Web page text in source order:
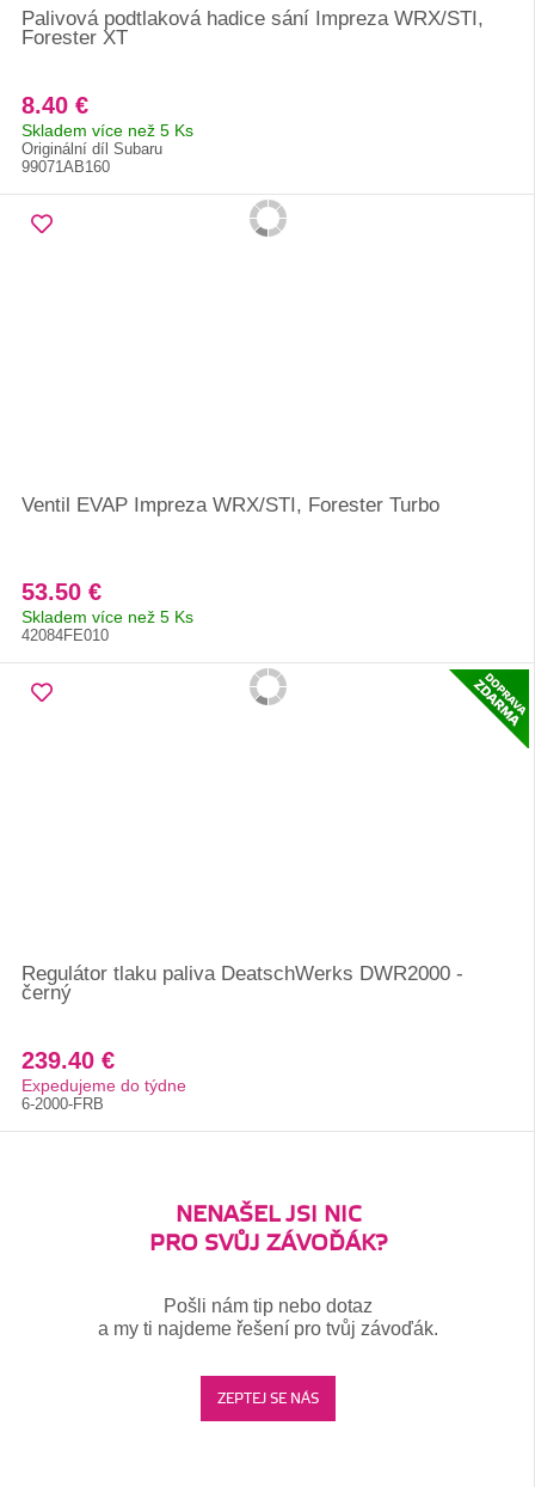
Palivová podtlaková hadice sání Impreza WRX/STI,
Forester XT
8.40 €
Skladem více než 5 Ks
Originální díl Subaru
99071AB160
Ventil EVAP Impreza WRX/STI, Forester Turbo
53.50 €
Skladem více než 5 Ks
42084FE010
Regulátor tlaku paliva DeatschWerks DWR2000 -
černý
239.40 €
Expedujeme do týdne
6-2000-FRB
NENAŠEL JSI NIC
PRO SVŮJ ZÁVOĎÁK?
Pošli nám tip nebo dotaz
a my ti najdeme řešení pro tvůj závoďák.
ZEPTEJ SE NÁS